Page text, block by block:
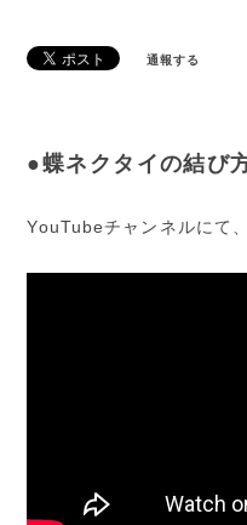
通報する
●蝶ネクタイの結び
YouTubeチャンネルにて